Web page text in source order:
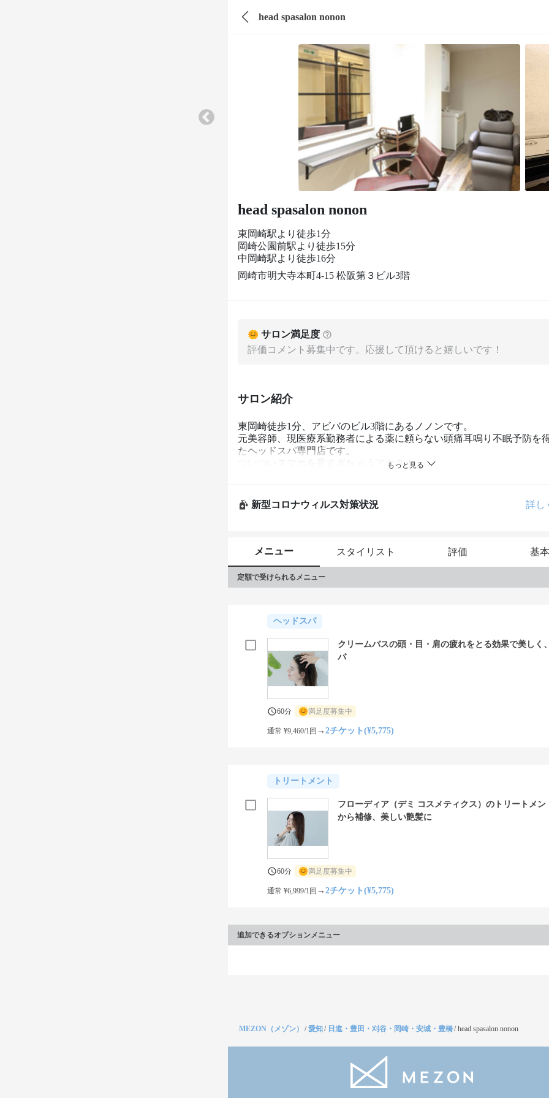
head spasalon nonon
head spasalon nonon
東岡崎駅より徒歩1分
岡崎公園前駅より徒歩15分
中岡崎駅より徒歩16分
岡崎市明大寺本町4-15 松阪第３ビル3階
サロン満足度
評価コメント募集中です。応援して頂けると嬉しいです！
サロン紹介
東岡崎徒歩1分、アビバのビル3階にあるノノンです。
元美容師、現医療系勤務者による薬に頼らない頭痛耳鳴り不眠予防を
たヘッドスパ専門店です。
ついついスマホを見すぎちゃうアナタ！
新型コロナウィルス対策状況 詳し
メニュー スタイリスト 評価 基
定額で受けられるメニュー
ヘッドスパ
クリームバスの頭・目・肩の疲れをとる効果で美しく
パ
60分 満足度募集中
通常 ¥9,460/1回 → 2チケット(¥5,775)
トリートメント
フローディア（デミ コスメティクス）のトリートメン
から補修、美しい艶髪に
60分 満足度募集中
通常 ¥6,999/1回 → 2チケット(¥5,775)
追加できるオプションメニュー
MEZON（メゾン） /愛知/ 日進・豊田・刈谷・岡崎・安城・豊橋/head spasalon nonon